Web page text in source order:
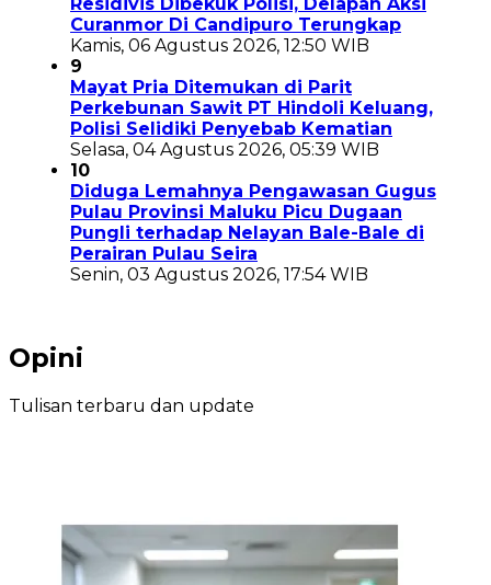
Curanmor Di Candipuro Terungkap
Kamis, 06 Agustus 2026, 12:50 WIB
9
Mayat Pria Ditemukan di Parit
Perkebunan Sawit PT Hindoli Keluang,
Polisi Selidiki Penyebab Kematian
Selasa, 04 Agustus 2026, 05:39 WIB
10
Diduga Lemahnya Pengawasan Gugus
Pulau Provinsi Maluku Picu Dugaan
Pungli terhadap Nelayan Bale-Bale di
Perairan Pulau Seira
Senin, 03 Agustus 2026, 17:54 WIB
Opini
Tulisan terbaru dan update